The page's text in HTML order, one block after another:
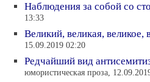
Наблюдения за собой со
13:33
Великий, великая, великое,
15.09.2019 02:20
Редчайший вид
юмористическая проза,